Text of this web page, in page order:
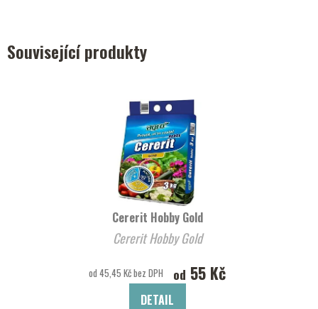
Související produkty
Cererit Hobby Gold
Cererit Hobby Gold
od 45,45 Kč bez DPH od 55 Kč
DETAIL